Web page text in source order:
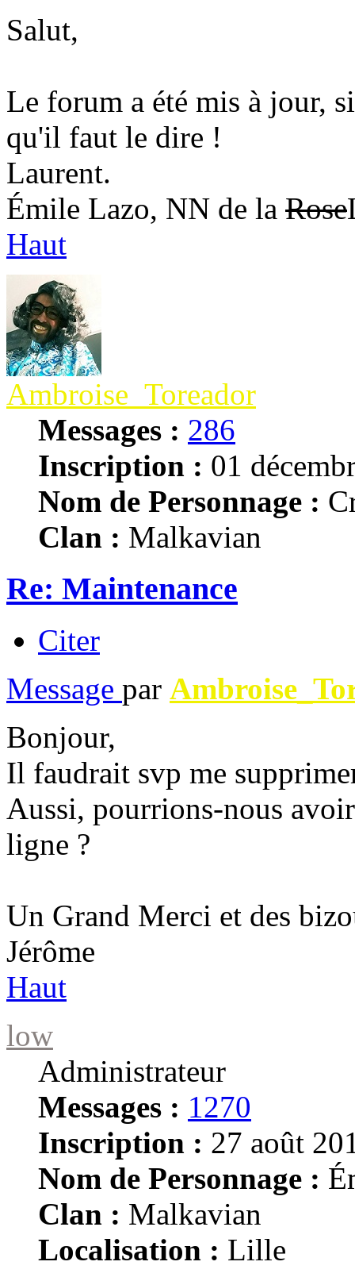
Salut,
Le forum a été mis à jour,
qu'il faut le dire !
Laurent.
Émile Lazo, NN de la Rose
Haut
Ambroise_Toreador
Messages : 286
Inscription : 01
Nom de Personnage :
Clan : Malkavian
Re: Maintenance
Citer
Message par
Bonjour,
Il faudrait svp me
Aussi, pourrions-nous
ligne ?
Un Grand Merci et des
Jérôme
Haut
low
Administrateur
Messages : 1270
Inscription : 27 août
Nom de Personnage :
Clan : Malkavian
Localisation : Lille